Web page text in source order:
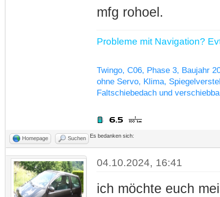
mfg rohoel.
Probleme mit Navigation?
Twingo, C06, Phase 3, Baujahr
ohne Servo, Klima,
Faltschiebedach und
Homepage Suchen Es bedanken sich:
04.10.2024, 16:41
ich möchte euch